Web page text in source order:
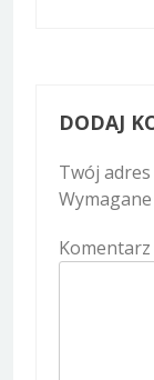
DODAJ
Twój
Komentarz